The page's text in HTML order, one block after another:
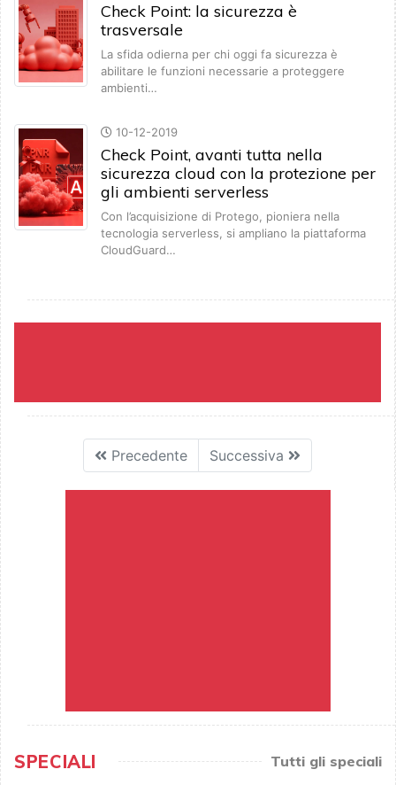
Check Point: la sicurezza è
trasversale
La sfida odierna per chi oggi fa sicurezza è
abilitare le funzioni necessarie a proteggere
ambienti…
10-12-2019
Check Point, avanti tutta nella
sicurezza cloud con la protezione per
gli ambienti serverless
Con l’acquisizione di Protego, pioniera nella
tecnologia serverless, si ampliano la piattaforma
CloudGuard…
Precedente Successiva
SPECIALI Tutti gli speciali